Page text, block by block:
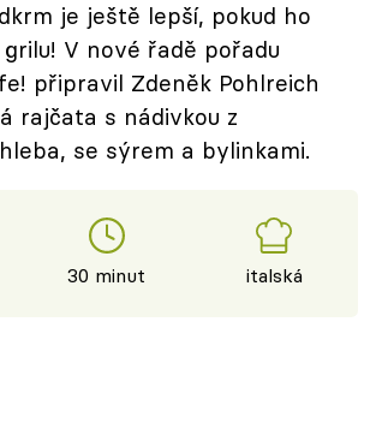
je ještě lepší, pokud ho
V nové řadě pořadu
připravil Zdeněk Pohlreich
rajčata s nádivkou z
se sýrem a bylinkami.
30 minut italská